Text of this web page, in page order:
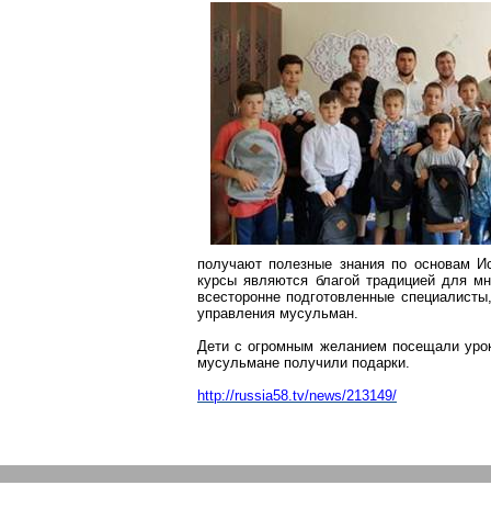
получают полезные знания по основам
курсы являются благой традицией для
всесторонне подготовленные
управления мусульман.
Дети с огромным желанием посещали
мусульмане получили подарки.
http://russia58.tv/news/213149/